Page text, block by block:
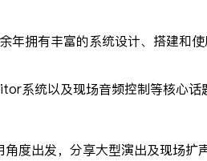
年拥有丰富的系统设计、搭建和
系统以及现场音频控制等核心话
度出发，分享大型演出及现场扩